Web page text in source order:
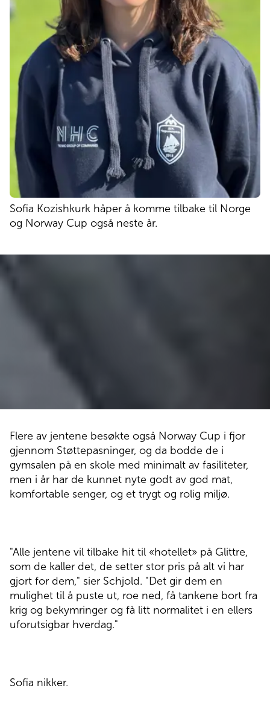
Sofia Kozishkurk håper å komme tilbake til Norge
og Norway Cup også neste år.
Flere av jentene besøkte også Norway Cup i fjor
gjennom Støttepasninger, og da bodde de i
gymsalen på en skole med minimalt av fasiliteter,
men i år har de kunnet nyte godt av god mat,
komfortable senger, og et trygt og rolig miljø.
"Alle jentene vil tilbake hit til «hotellet» på Glittre,
som de kaller det, de setter stor pris på alt vi har
gjort for dem," sier Schjold. "Det gir dem en
mulighet til å puste ut, roe ned, få tankene bort fra
krig og bekymringer og få litt normalitet i en ellers
uforutsigbar hverdag."
Sofia nikker.